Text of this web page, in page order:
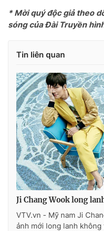
Photo
Video
VTV Money
VTV Sức khoẻ
Thị trường 24h
VTV4
VTV9
Liên hệ tòa soạn
* Mời quý độc giả theo
sóng của Đài Truyền
Tin liên quan
Ji Chang Wook long
VTV.vn - Mỹ nam Ji
ảnh mới long lanh